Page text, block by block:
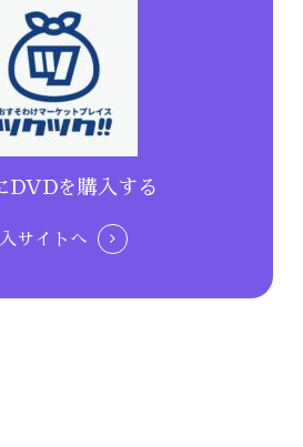
DVDを購入する
サイトへ